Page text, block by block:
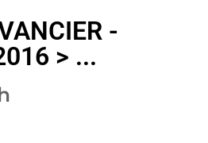
-
> ...